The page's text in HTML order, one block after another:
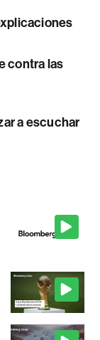
contra las
a escuchar